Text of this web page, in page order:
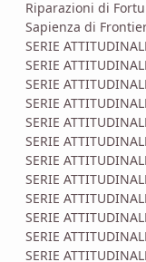
Riparazioni di
Sapienza di
SERIE
SERIE
SERIE
SERIE
SERIE
SERIE
SERIE
SERIE
SERIE
SERIE
SERIE
SERIE